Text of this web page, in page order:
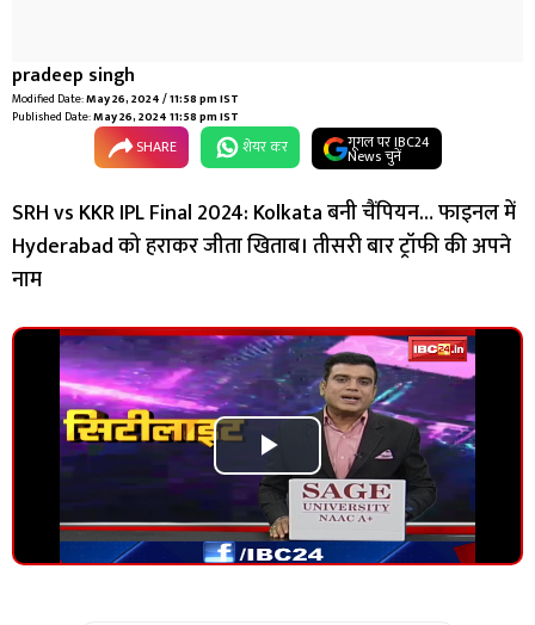
pradeep singh
Modified Date:May 26, 2024 / 11:58 pm IST
Published Date:May 26, 2024 11:58 pm IST
SHARE शेयर कर गूगल पर IBC24
News चुनें
SRH vs KKR IPL Final 2024: Kolkata बनी चैंपियन… फाइनल में
Hyderabad को हराकर जीता खिताब। तीसरी बार ट्रॉफी की अपने
नाम
Play
Video